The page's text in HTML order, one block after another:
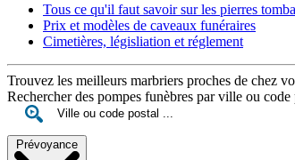
Tous ce qu'il faut savoir sur les pierres
Prix et modèles de caveaux funéraires
Cimetières, législiation et réglement
Trouvez les meilleurs marbriers proches de chez
Rechercher des pompes funèbres par ville ou code
Prévoyance